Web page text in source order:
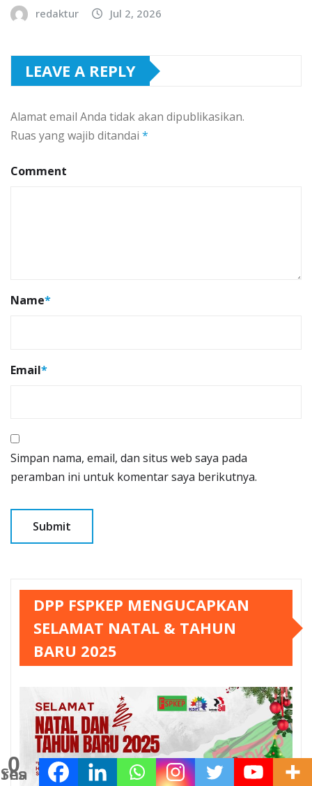
0
Shares
redaktur Jul 2, 2026
LEAVE A REPLY
Alamat email Anda tidak akan dipublikasikan.
Ruas yang wajib ditandai *
Comment
Name*
Email*
Simpan nama, email, dan situs web saya pada
peramban ini untuk komentar saya berikutnya.
DPP FSPKEP MENGUCAPKAN
SELAMAT NATAL & TAHUN
BARU 2025